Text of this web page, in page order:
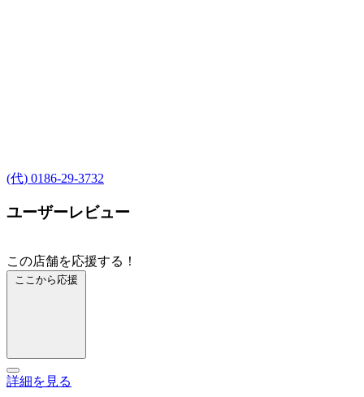
(代) 0186-29-3732
ユーザーレビュー
この店舗を応援する！
ここから応援
詳細を見る